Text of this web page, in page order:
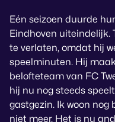
Eén seizoen duurde
Eindhoven uiteindelijk.
te verlaten, omdat hij
speelminuten. Hij
belofteteam van FC
hij nu nog steeds
gastgezin. Ik woon
niet meer. Het is nu